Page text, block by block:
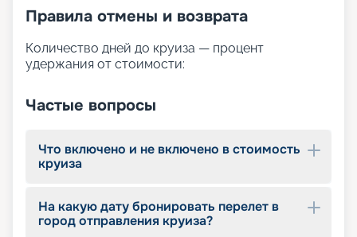
длительности и содержания маршрутов,
2027 годы и даже помогут подобрать каюту.
Правила отмены и возврата
Количество дней до круиза — процент
удержания от стоимости:
Частые вопросы
Что включено и не включено в стоимость
круиза
На какую дату бронировать перелет в
город отправления круиза?